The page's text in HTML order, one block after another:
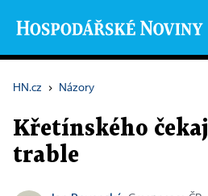
HN.cz › Názory
Křetínského
trable